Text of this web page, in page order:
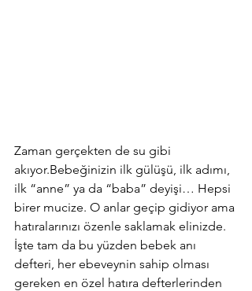
Zaman gerçekten de su gibi
akıyor.Bebeğinizin ilk gülüşü, ilk adımı,
ilk “anne” ya da “baba” deyişi… Hepsi
birer mucize. O anlar geçip gidiyor ama
hatıralarınızı özenle saklamak elinizde.
İşte tam da bu yüzden bebek anı
defteri, her ebeveynin sahip olması
gereken en özel hatıra defterlerinden